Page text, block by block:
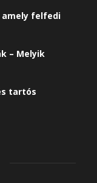
amely felfedi
– Melyik
tartós